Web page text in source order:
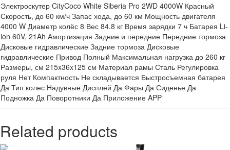
Электроскутер CityCoco White Siberia Pro 2WD 4000W Красный
Скорость, до 60 км/ч Запас хода, до 60 км Мощность двигателя
4000 W Диаметр колёс 8 Вес 84.8 кг Время зарядки 7 ч Батарея Li-
ion 60V, 21Ah Амортизация Задние и передние Передние тормоза
Дисковые гидравлические Задние тормоза Дисковые
гидравлические Привод Полный Максимальная нагрузка до 260 кг
Размеры, см 215x36x125 см Материал рамы Сталь Регулировка
руля Нет Компактность Не складывается Быстросъемная батарея
Да Тип колес Надувные Дисплей Да Фары Да Сиденье Да
Подножка Да Поворотники Да Приложение APP
Related products